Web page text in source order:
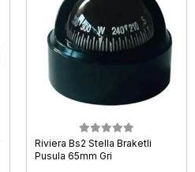
Riviera Bs2 Stella Braketli
Pusula 65mm Gri